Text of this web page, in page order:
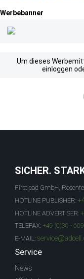
Werbebanner
Um dieses
einloggen
SICHER.
Firstlead GmbH,
HOTLINE PUBLISHER:
HOTLINE ADVERTISER:
TELEFAX: +49 (0)30 -
E-MAIL:
Service
News